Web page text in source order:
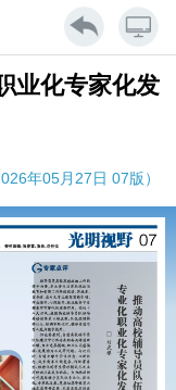
业化专家化发
年05月27日 07版）